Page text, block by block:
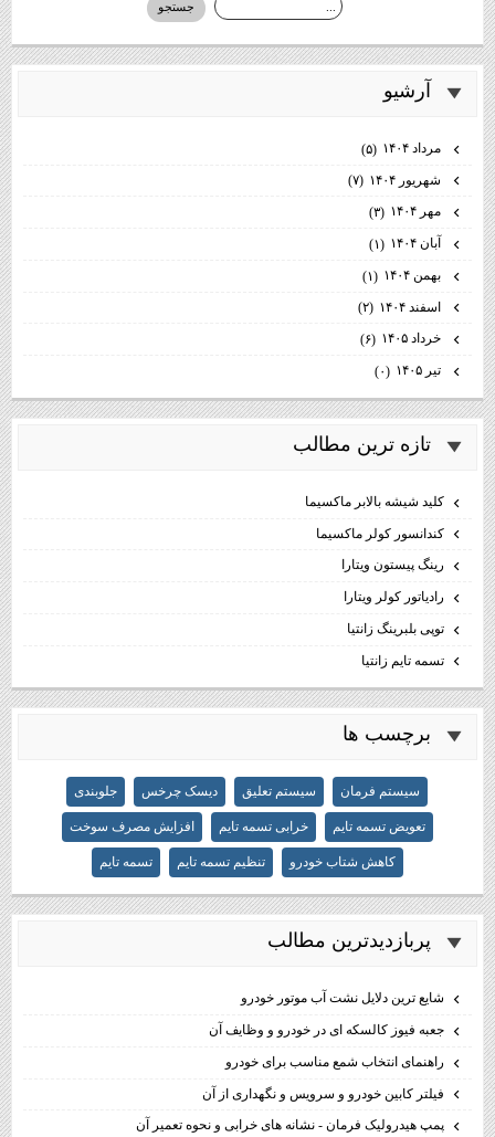
آرشيو
مرداد ۱۴۰۴
(۵)
شهریور ۱۴۰۴
(۷)
مهر ۱۴۰۴
(۳)
آبان ۱۴۰۴
(۱)
بهمن ۱۴۰۴
(۱)
اسفند ۱۴۰۴
(۲)
خرداد ۱۴۰۵
(۶)
تیر ۱۴۰۵
(۰)
تازه ترين مطالب
كليد شيشه بالابر ماكسيما
كندانسور كولر ماكسيما
رینگ پیستون ویتارا
رادیاتور کولر ویتارا
توپی بلبرینگ زانتیا
تسمه تایم زانتیا
برچسب ها
سیستم فرمان سیستم تعلیق دیسک چرخس جلوبندی
تعویض تسمه تایم خرابی تسمه تایم افزایش مصرف سوخت
کاهش شتاب خودرو تنظیم تسمه تایم تسمه تایم
پربازديدترين مطالب
شایع ترین دلایل نشت آب موتور خودرو
جعبه فیوز کالسکه ای در خودرو و وظایف آن
راهنمای انتخاب شمع مناسب برای خودرو
فیلتر کابین خودرو و سرویس و نگهداری از آن
پمپ هیدرولیک فرمان - نشانه های خرابی و نحوه تعمیر آن